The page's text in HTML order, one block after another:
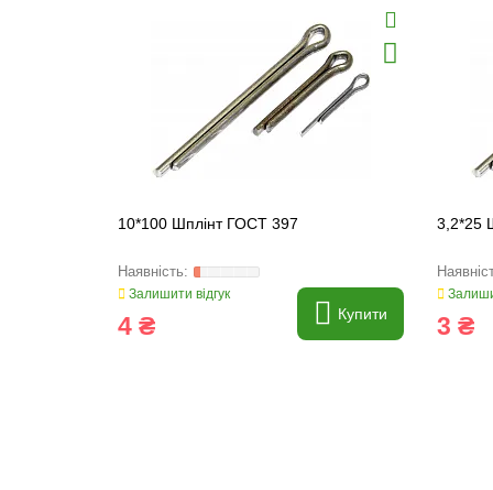
10*100 Шплінт ГОСТ 397
Залишити відгук
4 ₴ Купити
3,2*25
3 ₴